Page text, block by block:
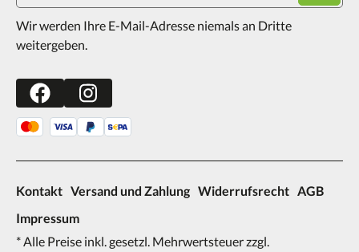
Wir werden Ihre E-Mail-Adresse niemals an Dritte
weitergeben.
Kontakt Versand und Zahlung Widerrufsrecht AGB
Impressum
* Alle Preise inkl. gesetzl. Mehrwertsteuer zzgl.